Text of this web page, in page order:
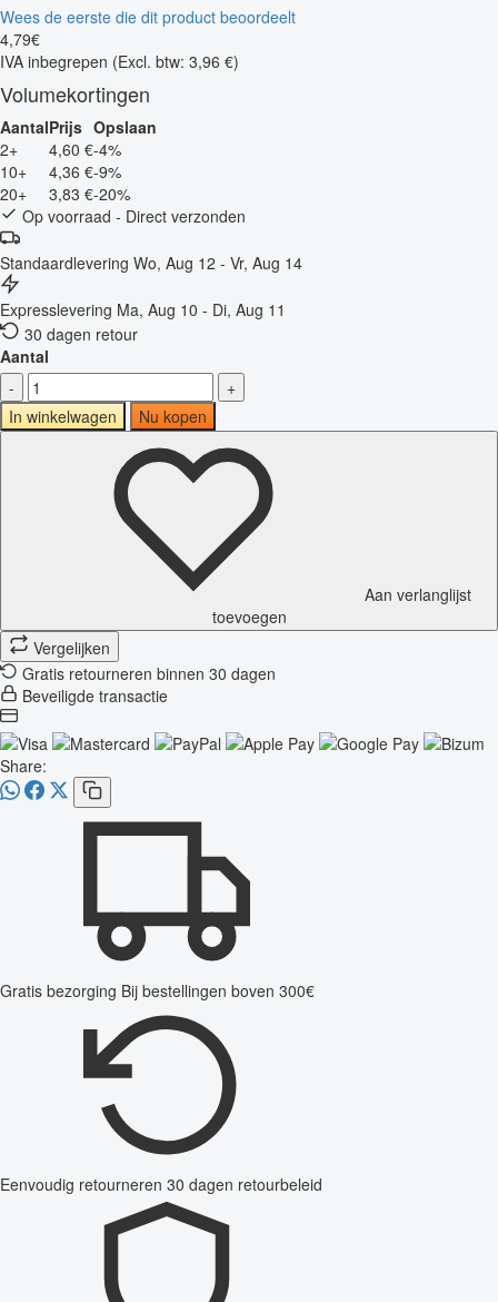
Wees de eerste die dit product beoordeelt
4,79€
IVA inbegrepen (Excl. btw: 3,96 €)
Volumekortingen
AantalPrijs Opslaan
2+
4,60 €-4%
10+
4,36 €-9%
20+
3,83 €-20%
Op voorraad - Direct verzonden
Standaardlevering Wo, Aug 12 - Vr, Aug 14
Expresslevering Ma, Aug 10 - Di, Aug 11
30 dagen retour
Aantal
-
+
In winkelwagen
Nu kopen
Aan verlanglijst
toevoegen
Vergelijken
Gratis retourneren binnen 30 dagen
Beveiligde transactie
Share:
Gratis bezorging Bij bestellingen boven 300€
Eenvoudig retourneren 30 dagen retourbeleid